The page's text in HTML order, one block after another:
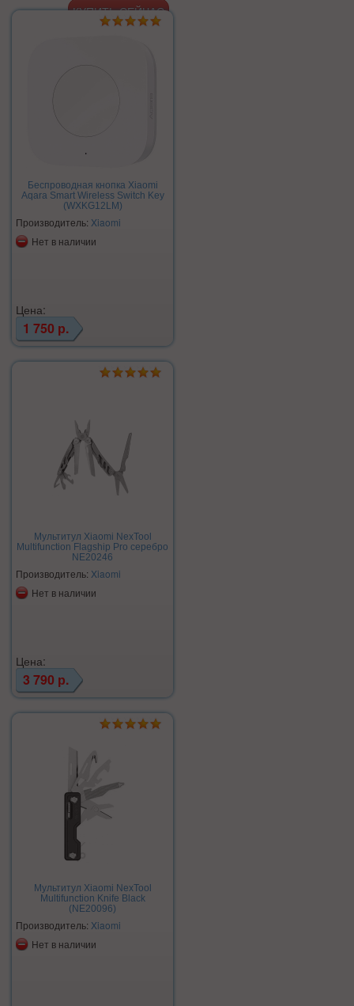
Беспроводная кнопка Xiaomi
Aqara Smart Wireless Switch Key
(WXKG12LM)
Производитель: Xiaomi
Нет в наличии
Цена:
1 750 р.
Мультитул Xiaomi NexTool
Multifunction Flagship Pro серебро
NE20246
Производитель: Xiaomi
Нет в наличии
Цена:
3 790 р.
Мультитул Xiaomi NexTool
Multifunction Knife Black
(NE20096)
Производитель: Xiaomi
Нет в наличии